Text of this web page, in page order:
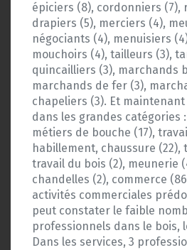
épiciers (8), cordonniers (7),
drapiers (5), merciers (4),
négociants (4), menuisiers
mouchoirs (4), tailleurs (3),
quincailliers (3), marchands
marchands de fer (3),
chapeliers (3). Et
dans les grandes catégories
métiers de bouche (17),
habillement, chaussure (22),
travail du bois (2), meunerie
chandelles (2), commerce
activités commerciales
peut constater le faible
professionnels dans le bois,
Dans les services, 3